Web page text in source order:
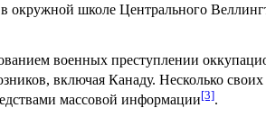
окружной школе Центрального
военных преступлении
включая Канаду. Несколько своих
массовой информации[3].